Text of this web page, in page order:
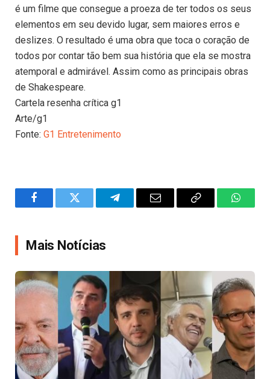
é um filme que consegue a proeza de ter todos os seus
elementos em seu devido lugar, sem maiores erros e
deslizes. O resultado é uma obra que toca o coração de
todos por contar tão bem sua história que ela se mostra
atemporal e admirável. Assim como as principais obras
de Shakespeare.
Cartela resenha crítica g1
Arte/g1
Fonte: G1 Entretenimento
FacebookTwitter TelegramEmail
Copy
Mais Notícias